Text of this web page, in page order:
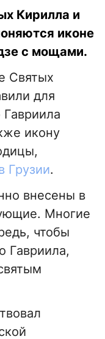
Кирилла и
иконе
с мощами.
Святых
для
Гавриила
икону
Грузии.
внесены в
Многие
чтобы
Гавриила,